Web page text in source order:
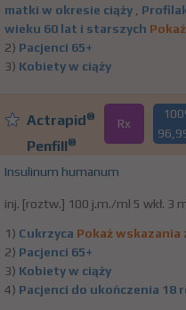
matki w okresie ciąży ,
wieku 60 lat i starszych
2) Pacjenci 65+
3) Kobiety w ciąży
Actrapid®
Penfill®
Rx
Insulinum humanum
inj. [roztw.] 100 j.m./ml 5 wkł. 3
1) Cukrzyca Pokaż wskazania
2) Pacjenci 65+
3) Kobiety w ciąży
4) Pacjenci do ukończenia 18